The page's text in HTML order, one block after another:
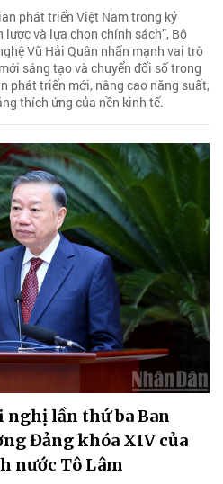
phát triển Việt Nam trong kỷ
và lựa chọn chính sách”, Bộ
Vũ Hải Quân nhấn mạnh vai trò
sáng tạo và chuyển đổi số trong
phát triển mới, nâng cao năng suất,
thích ứng của nền kinh tế.
nghị lần thứ ba Ban
Đảng khóa XIV của
nước Tô Lâm